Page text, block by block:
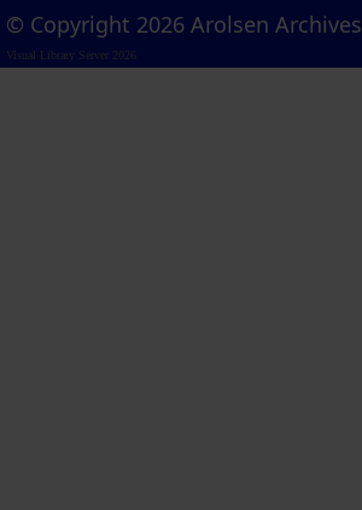
© Copyright 2026 Arolsen Archives
Visual Library Server 2026